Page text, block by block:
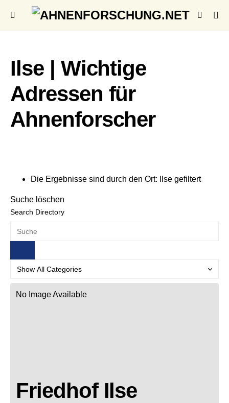
Ilse | Wichtige
Adressen für
Ahnenforscher
Die Ergebnisse sind durch den Ort: Ilse gefiltert
Suche löschen
Search Directory
No Image Available
Friedhof Ilse